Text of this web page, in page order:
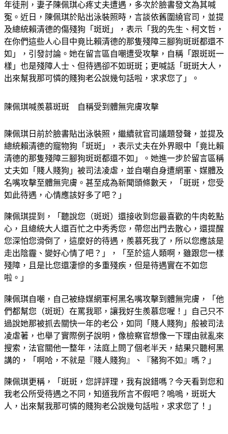
冤。近日，陳佩琪於貼出泳裝照時，言談依舊圍繞官司，並提
及總統賴清德的傷殘狗「斑斑」，表示「我的先生、柯文哲，
在你們這些人心目中竟比賴清德的那隻殘障三腳狗斑斑都還不
如」，引發討論。她在留言區自嘲遭受攻擊，自稱「跟斑斑一
樣」也是殘障人士、但待遇卻不如斑斑；更喊話「斑斑大人，
出來幫我那可憐的賤狗老公說幾句話啦，求求您了」。
總統賴清德的寵物狗「斑斑」，表示丈夫在外界眼中「竟比賴
清德的那隻殘障三腳狗斑斑都還不如」。她進一步於留言區稱
丈夫如「賤人賤狗」被司法凌虐，並自嘲自身遭網軍、媒體及
名嘴攻擊至體無完膚。甚至成為新聞頭條數天，「斑斑，您受
如此待遇，心情應該好多了吧？」
心，且總統大人還百忙之中秀秀您，帶您出門去散心，還提醒
您深怕您滑倒了，這麼好的待遇，羨慕死我了，所以您應該是
走出陰霾、變好心情了吧？」，「至於這人類啊，雖跟您一樣
殘障，且是比您還凄慘的多重殘疾，但是待遇實在不如您
啦。」
們都幫您（斑斑）在罵我耶，讓我好生羨慕您喔！」自己只不
過說她那被抓去關快一年的老公，如同「賤人賤狗」般被司法
凌虐著，也舉了實際例子說明，像檢察官想像一下理由就亂來
搜索，法官關他一整年，法庭上問了個老半天，結果只聽柯黑
講的，「啊哈，不就是『賤人賤狗』、『豬狗不如』嗎？」
我老公所受待遇之不同，知道我所言不假吧？嗚嗚，斑斑大
人，出來幫我那可憐的賤狗老公說幾句話啦，求求您了！」